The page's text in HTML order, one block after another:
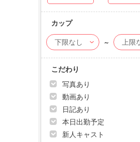
カップ
～
こだわり
写真あり
動画あり
日記あり
本日出勤予定
新人キャスト